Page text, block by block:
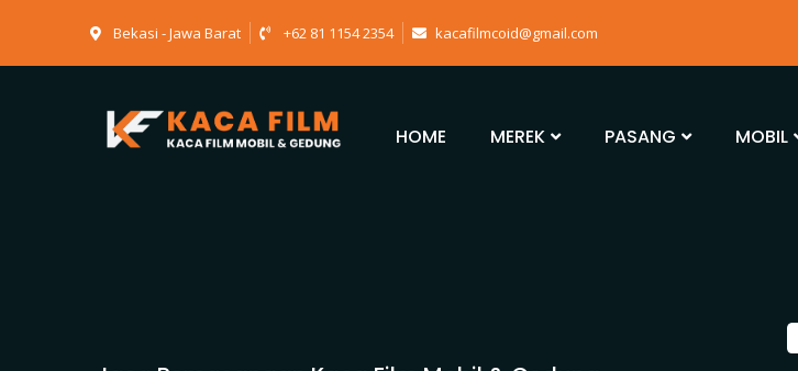
Bekasi - Jawa Barat +62 81 1154 2354 kacafilmcoid@gmail.com
HOME MEREK PASANG MOBIL